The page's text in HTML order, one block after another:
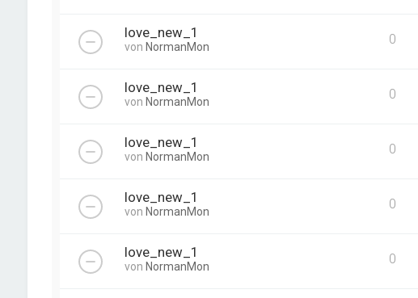
love_new_1
von NormanMon 0
love_new_1
von NormanMon 0
love_new_1
von NormanMon 0
love_new_1
von NormanMon 0
love_new_1
von NormanMon 0